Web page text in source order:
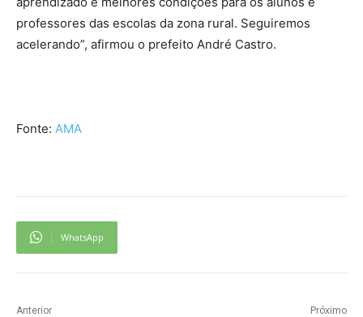
professores das escolas da zona rural. Seguiremos
acelerando”, afirmou o prefeito André Castro.
Fonte: AMA
WhatsApp
Anterior Próximo